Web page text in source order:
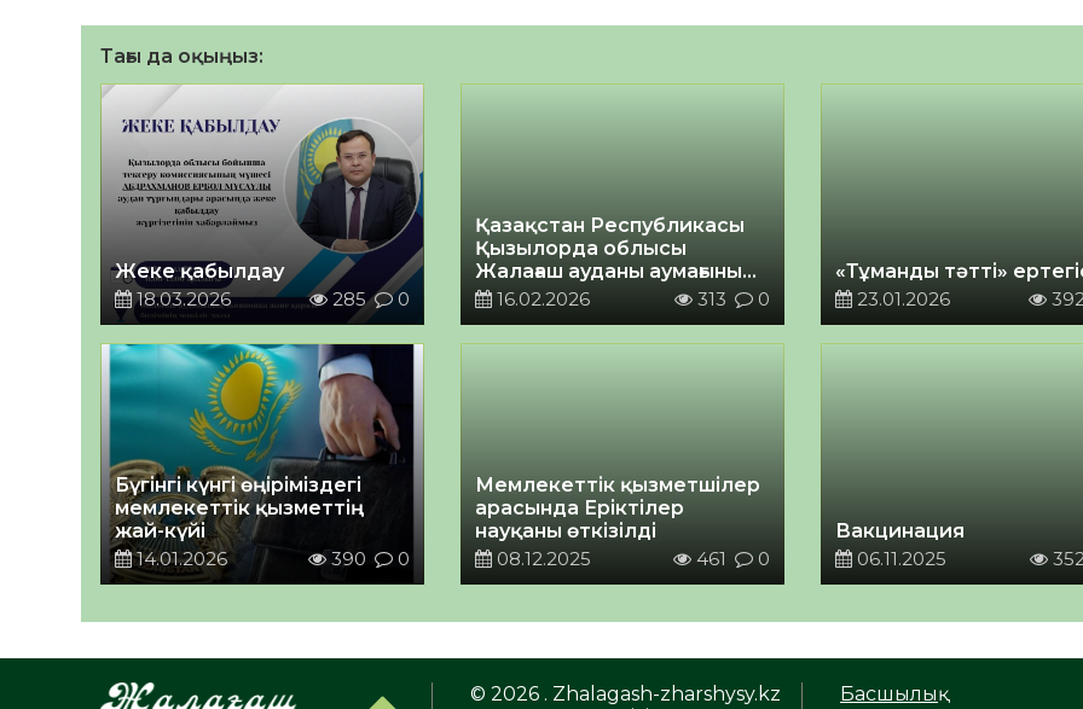
Тағы да оқыңыз:
Жеке қабылдау
18.03.2026
285 0
Қазақстан Республикасы
Қызылорда облысы
Жалағаш ауданы аумағының
Қауіпсіздік паспорты
16.02.2026 313 0
«Тұманды тәтті»
23.01.2026
Бүгінгі күнгі өңіріміздегі
мемлекеттік қызметтің
жай-күйі
14.01.2026
390 0
Мемлекеттік қызметшілер
арасында Еріктілер
науқаны өткізілді
08.12.2025
461 0
Вакцинация
06.11.2025
© 2026 . Zhalagash-zharshysy.kz
Басшылық